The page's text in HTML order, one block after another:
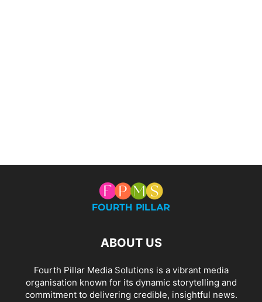
ABOUT US
Fourth Pillar Media Solutions is a vibrant media
organisation known for its dynamic storytelling and
commitment to delivering credible, insightful news.